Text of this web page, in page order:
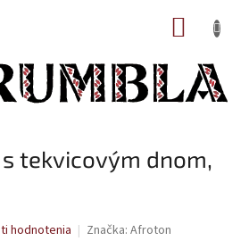
tekvicovým dnom,
hodnotenia Značka: Afroton